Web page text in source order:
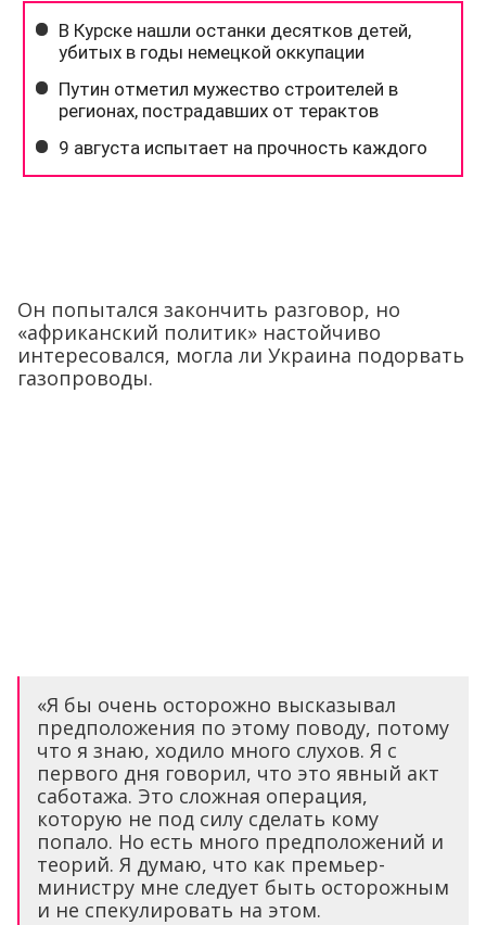
Он попытался закончить разговор, но
«африканский политик» настойчиво
интересовался, могла ли Украина подорвать
газопроводы.
«Я бы очень осторожно высказывал
предположения по этому поводу, потому
что я знаю, ходило много слухов. Я с
первого дня говорил, что это явный акт
саботажа. Это сложная операция,
которую не под силу сделать кому
попало. Но есть много предположений и
теорий. Я думаю, что как премьер-
министру мне следует быть осторожным
и не спекулировать на этом.